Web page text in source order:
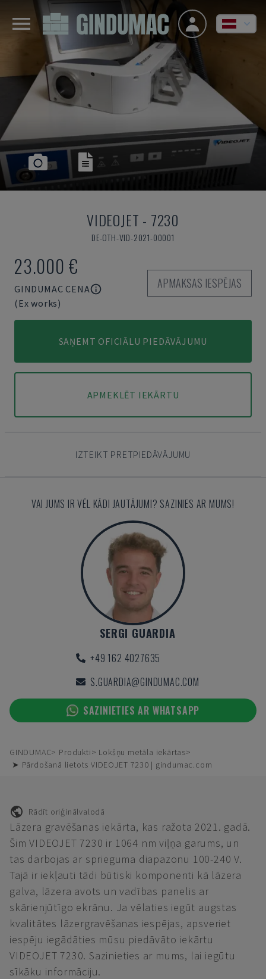
VIDEOJET - 7230
DE-OTH-VID-2021-00001
23.000 €
GINDUMAC CENA
(Ex works)
APMAKSAS IESPĒJAS
SAŅEMT OFICIĀLU PIEDĀVĀJUMU
APMEKLĒT IEKĀRTU
IZTEIKT PRETPIEDĀVĀJUMU
VAI JUMS IR VĒL KĀDI JAUTĀJUMI? SAZINIES AR MUMS!
SERGI GUARDIA
+49 162 4027635
S.GUARDIA@GINDUMAC.COM
SAZINIETIES AR WHATSAPP
GINDUMAC Produkti
Lokšņu metāla iekārtas
➤ Pārdošanā lietots VIDEOJET 7230 | gindumac.com
Rādīt oriģinālvalodā
Lāzera gravēšanas iekārta, kas ražota 2021. gadā.
Šim VIDEOJET 7230 ir 1064 nm viļņa garums, un
tas darbojas ar sprieguma diapazonu 100-240 V.
Tajā ir iekļauti tādi būtiski komponenti kā lāzera
galva, lāzera avots un vadības panelis ar
skārienjūtīgo ekrānu. Ja vēlaties iegūt augstas
kvalitātes lāzergravēšanas iespējas, apsveriet
iespēju iegādāties mūsu piedāvāto iekārtu
VIDEOJET 7230. Sazinieties ar mums, lai iegūtu
sīkāku informāciju.